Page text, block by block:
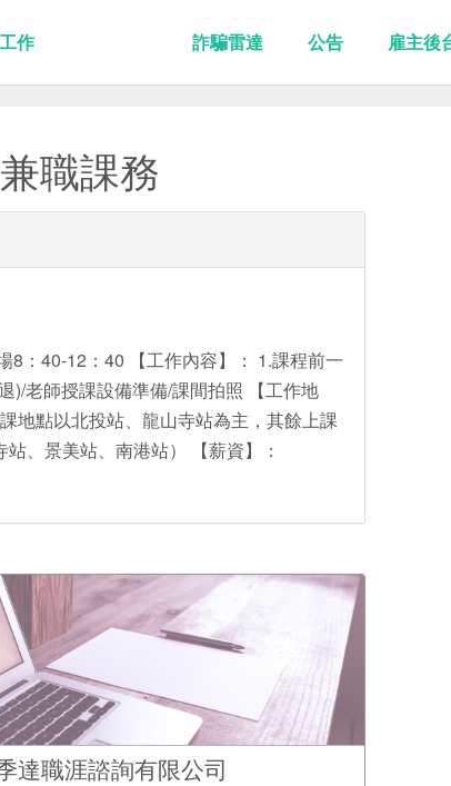
作 詐騙雷達 公告 雇主後
職課務
8：40-12：40 【工作內容】： 1.課程前一
)/老師授課設備準備/課間拍照 【工作地
地點以北投站、龍山寺站為主，其餘上課
、景美站、南港站） 【薪資】：
達職涯諮詢有限公司